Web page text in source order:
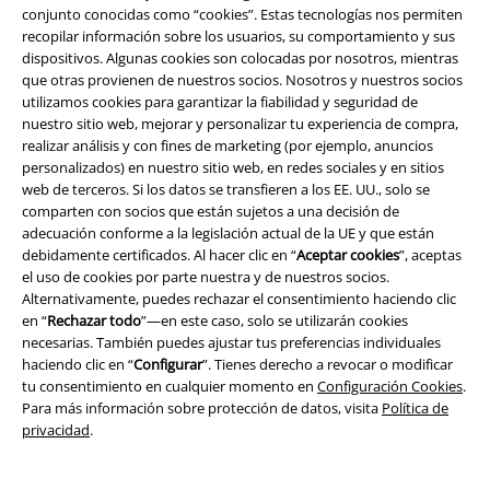
conjunto conocidas como “cookies”. Estas tecnologías nos permiten
recopilar información sobre los usuarios, su comportamiento y sus
dispositivos. Algunas cookies son colocadas por nosotros, mientras
que otras provienen de nuestros socios. Nosotros y nuestros socios
utilizamos cookies para garantizar la fiabilidad y seguridad de
nuestro sitio web, mejorar y personalizar tu experiencia de compra,
realizar análisis y con fines de marketing (por ejemplo, anuncios
personalizados) en nuestro sitio web, en redes sociales y en sitios
web de terceros. Si los datos se transfieren a los EE. UU., solo se
comparten con socios que están sujetos a una decisión de
adecuación conforme a la legislación actual de la UE y que están
debidamente certificados. Al hacer clic en “Aceptar cookies”, aceptas
el uso de cookies por parte nuestra y de nuestros socios.
Alternativamente, puedes rechazar el consentimiento haciendo clic
en “Rechazar todo”—en este caso, solo se utilizarán cookies
necesarias. También puedes ajustar tus preferencias individuales
haciendo clic en “Configurar”. Tienes derecho a revocar o modificar
tu consentimiento en cualquier momento en Configuración Cookies.
Para más información sobre protección de datos, visita Política de
privacidad.
Renueva tu armario con las últimas tendencias y añade el calzado
perfecto: botas, zapatillas, sandalias o zapatos de fiesta. Y si buscas
ideas para regalar, la moda y los accesorios de EMP siempre son un
acierto, ya sea para cumpleaños, Navidad o simplemente porque sí.
Si quieres comprar ropa online que combine estilo, calidad y
personalidad, EMP es tu mejor opción.
15%
descuento
E-mail Newsletter
¡Cheque regalo del 15% de descuento,
suscríbete ahora! Más
Doy mi consentimiento para recibir la newsletter de EMP y acepto que
E.M.P. Merchandising Handelsgesellschaft mbH procese mis datos